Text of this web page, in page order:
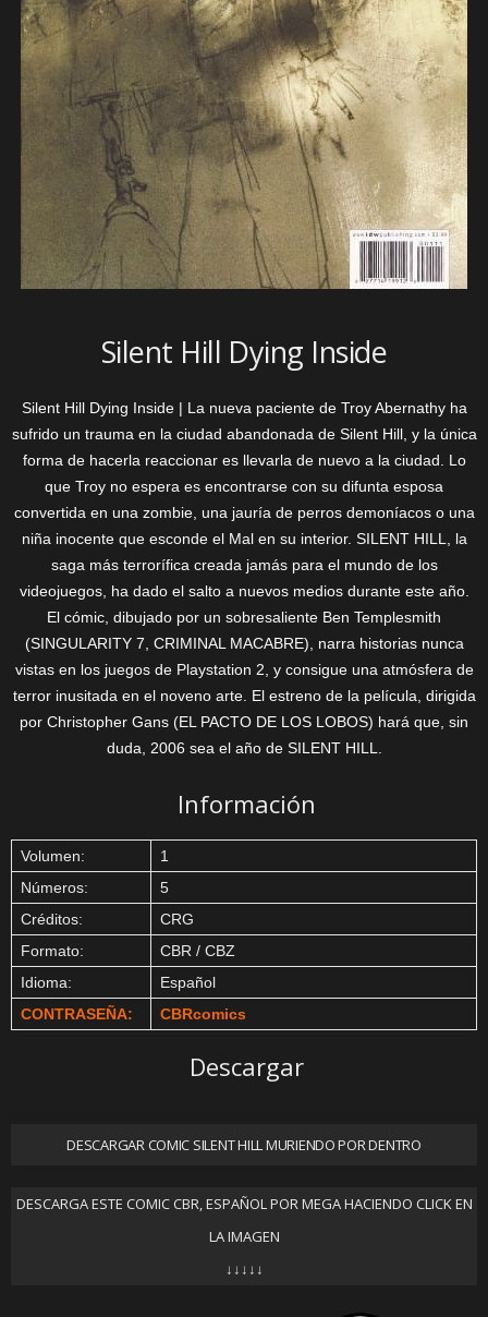
Silent Hill Dying Inside
Silent Hill Dying Inside | La nueva paciente de Troy Abernathy ha
sufrido un trauma en la ciudad abandonada de Silent Hill, y la única
forma de hacerla reaccionar es llevarla de nuevo a la ciudad. Lo
que Troy no espera es encontrarse con su difunta esposa
convertida en una zombie, una jauría de perros demoníacos o una
niña inocente que esconde el Mal en su interior. SILENT HILL, la
saga más terrorífica creada jamás para el mundo de los
videojuegos, ha dado el salto a nuevos medios durante este año.
El cómic, dibujado por un sobresaliente Ben Templesmith
(SINGULARITY 7, CRIMINAL MACABRE), narra historias nunca
vistas en los juegos de Playstation 2, y consigue una atmósfera de
terror inusitada en el noveno arte. El estreno de la película, dirigida
por Christopher Gans (EL PACTO DE LOS LOBOS) hará que, sin
duda, 2006 sea el año de SILENT HILL.
Información
Volumen:
1
Números:
5
Créditos:
CRG
Formato:
CBR / CBZ
Idioma:
Español
CONTRASEÑA:
CBRcomics
Descargar
DESCARGAR COMIC SILENT HILL MURIENDO POR DENTRO
DESCARGA ESTE COMIC CBR, ESPAÑOL POR MEGA HACIENDO CLICK EN
LA IMAGEN
↓↓↓↓↓